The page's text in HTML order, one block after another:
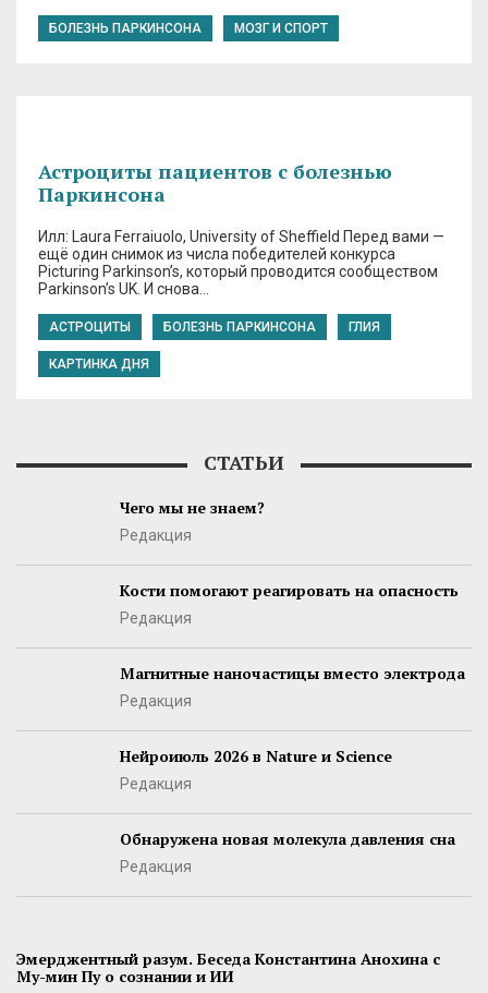
БОЛЕЗНЬ ПАРКИНСОНА МОЗГ И СПОРТ
Астроциты пациентов с болезнью
Паркинсона
Илл: Laura Ferraiuolo, University of Sheffield Перед вами —
ещё один снимок из числа победителей конкурса
Picturing Parkinson’s, который проводится сообществом
Parkinson’s UK. И снова…
АСТРОЦИТЫ БОЛЕЗНЬ ПАРКИНСОНА ГЛИЯ
КАРТИНКА ДНЯ
СТАТЬИ
Чего мы не знаем?
Редакция
Кости помогают реагировать на опасность
Редакция
Магнитные наночастицы вместо электрода
Редакция
Нейроиюль 2026 в Nature и Science
Редакция
Обнаружена новая молекула давления сна
Редакция
Эмерджентный разум. Беседа Константина Анохина с
Му-мин Пу о сознании и ИИ